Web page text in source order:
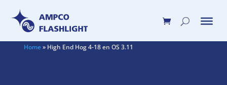
Home» High End Hog 4-18 en OS 3.11